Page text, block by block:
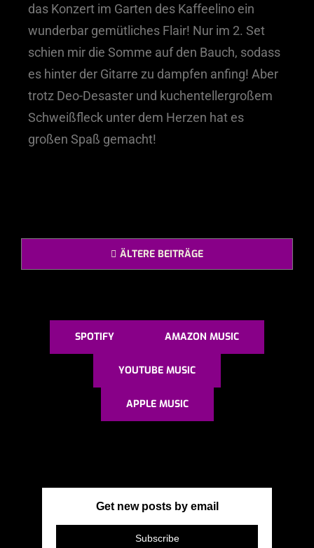
das Konzert im Garten des Kaffeelino ein
wunderbar gemütliches Flair! Nur im 2. Set
schien mir die Somme auf den Bauch, sodass
es hinter der Gitarre zu dampfen anfing! Aber
trotz Deo-Desaster und kuchentellergroßem
Schweißfleck unter dem Herzen hat es
großen Spaß gemacht!
ÄLTERE BEITRÄGE
SPOTIFY AMAZON MUSIC
YOUTUBE MUSIC
APPLE MUSIC
Get new posts by email